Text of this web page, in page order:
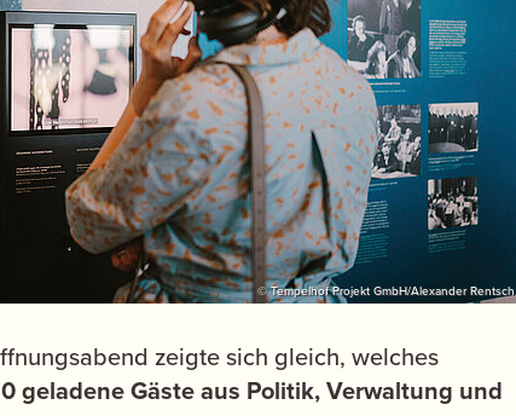
© Tempelhof Projekt GmbH/Alexander Rentsch
zeigte sich gleich, welches
geladene Gäste aus Politik, Verwaltung und